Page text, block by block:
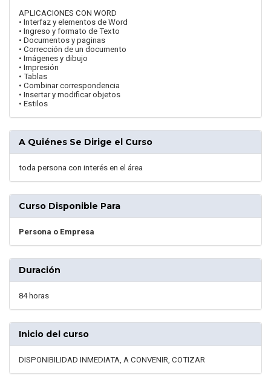
APLICACIONES CON WORD
• Interfaz y elementos de Word
• Ingreso y formato de Texto
• Documentos y paginas
• Corrección de un documento
• Imágenes y dibujo
• Impresión
• Tablas
• Combinar correspondencia
• Insertar y modificar objetos
• Estilos
A Quiénes Se Dirige el Curso
toda persona con interés en el área
Curso Disponible Para
Persona o Empresa
Duración
84 horas
Inicio del curso
DISPONIBILIDAD INMEDIATA, A CONVENIR, COTIZAR